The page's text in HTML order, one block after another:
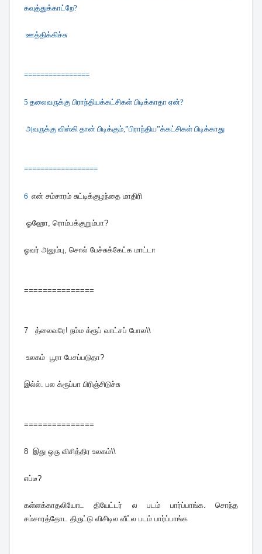
கவுத்துக்காட்றே?
ஊத்திக்கிச்சு
================
5 தலைவருக்கு பிராந்தியக்கட்சிகள் பிடிக்காதா ஏன்?
அவருக்கு விஸ்கி தான் பிடிக்கும்,”பிராந்திய”க்கட்சிகள் பிடிக்காது
==================
6 என் சம்சாரம் சுட்டிக்குழந்தை மாதிரி
ஓஹோ, ரொம்பக்குறும்பா?
ஓவர் அலும்பு, சொல் பேச்சுக்கேட்க மாட்டா
===============
7 த்லைவரே! நம்ம க்ரூப் வாட்சப் போல\\
உலகம் பூரா பேசப்படுதா?
இல்ல். பல க்ரூப்பா பிரிஞ்சிடுச்சு
===============
8 இது ஒரு விசித்திர உலகம்\\
எப்டீ?
கள்ளக்காதலியோட தியேட்டர் ல படம் பார்ப்பாங்க. சொந்த
சம்சாரத்தோட திருட்டு விசிடில வீட்ல படம் பார்ப்பாங்க